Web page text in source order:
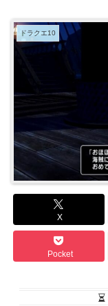
ドラクエ10
X
Pocket